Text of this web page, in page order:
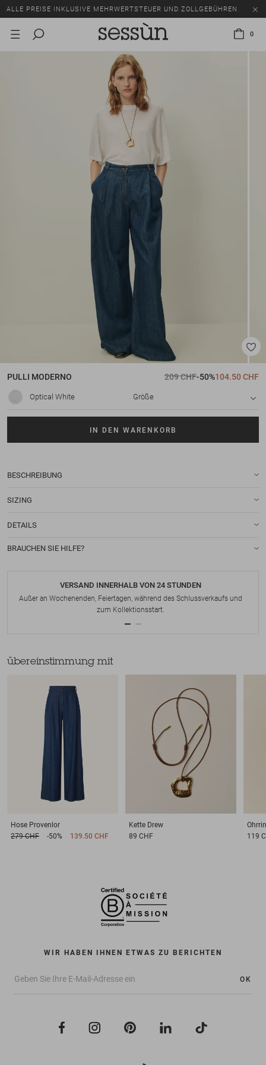
ALLE PREISE INKLUSIVE MEHRWERTSTEUER UND ZOLLGEBÜHREN.
SALE: BIS ZU -50% AUF EINE AUSWAHL AN ARTIKELN.
0
PULLI MODERNO 209 CHF-50%104.50 CHF
Optical White Größe
IN DEN WARENKORB
BESCHREIBUNG
SIZING
DETAILS
BRAUCHEN SIE HILFE?
VERSAND INNERHALB VON 24 STUNDEN
Außer an Wochenenden, Feiertagen, während des Schlussverkaufs und
zum Kollektionsstart.
übereinstimmung mit
Hose Provenlor
279 CHF
-50% 139.50 CHF
Kette Drew
89 CHF
119
WIR HABEN IHNEN ETWAS ZU BERICHTEN
OK